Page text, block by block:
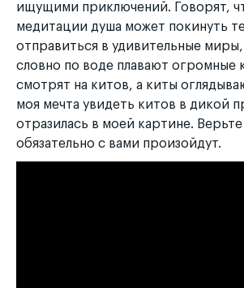
ищущими приключений. Говорят,
медитации душа может покинуть
отправиться в удивительные
словно по воде плавают огромные
смотрят на китов, а киты
моя мечта увидеть китов в дикой
отразилась в моей картине. Верьте
обязательно с вами произойдут.